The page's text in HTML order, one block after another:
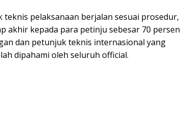
pelaksanaan berjalan sesuai prosedur,
akhir kepada para petinju sebesar 70 persen
dan petunjuk teknis internasional yang
dipahami oleh seluruh official.